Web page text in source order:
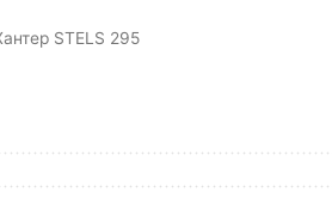
STELS 295